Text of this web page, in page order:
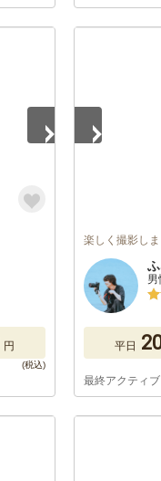
円
楽しく撮影し
平日
最終アクティ